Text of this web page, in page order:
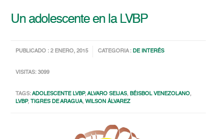
Un adolescente en la LVBP
PUBLICADO : 2 ENERO, 2015 CATEGORIA :DE INTERÉS
VISITAS: 3099
TAGS:ADOLESCENTE LVBP,ALVARO SEIJAS,BÉISBOL VENEZOLANO,
LVBP, TIGRES DE ARAGUA,WILSON ÁLVAREZ